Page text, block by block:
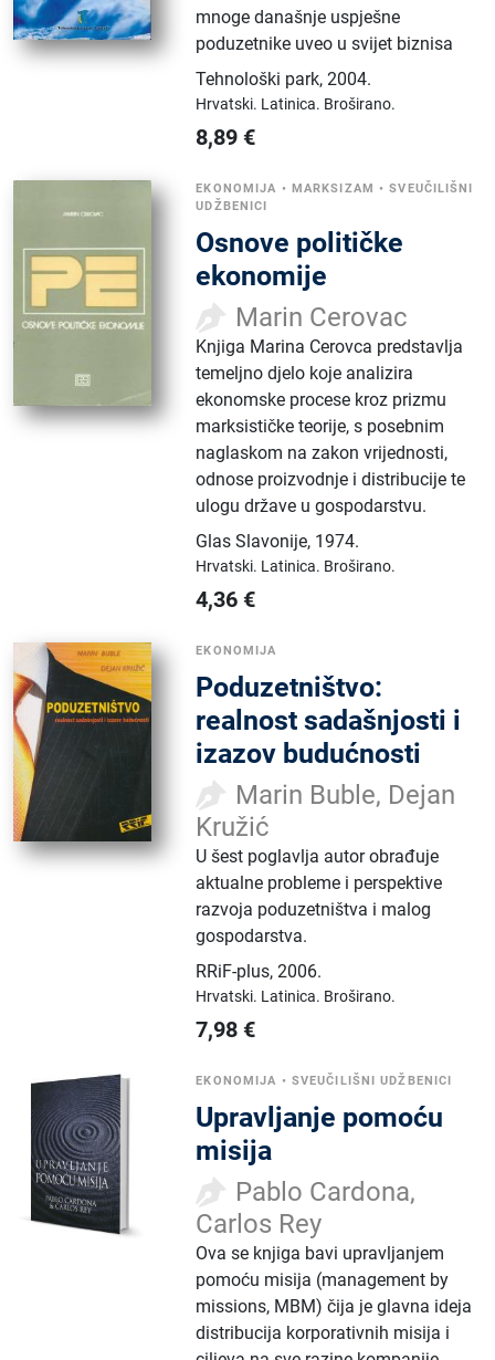
mnoge današnje uspješne
poduzetnike uveo u svijet biznisa
Tehnološki park,2004.
Hrvatski. Latinica. Broširano.
8,89 €
EKONOMIJA • MARKSIZAM •SVEUČILIŠNI
UDŽBENICI
Osnove političke
ekonomije
Marin Cerovac
​Knjiga Marina Cerovca predstavlja
temeljno djelo koje analizira
ekonomske procese kroz prizmu
marksističke teorije, s posebnim
naglaskom na zakon vrijednosti,
odnose proizvodnje i distribucije te
ulogu države u gospodarstvu.
Glas Slavonije, 1974.
Hrvatski. Latinica. Broširano.
4,36 €
EKONOMIJA
Poduzetništvo:
realnost sadašnjosti i
izazov budućnosti
Marin Buble, Dejan
Kružić
U šest poglavlja autor obrađuje
aktualne probleme i perspektive
razvoja poduzetništva i malog
gospodarstva.
RRiF-plus,2006.
Hrvatski. Latinica. Broširano.
7,98 €
EKONOMIJA • SVEUČILIŠNI UDŽBENICI
Upravljanje pomoću
misija
Pablo Cardona,
Carlos Rey
Ova se knjiga bavi upravljanjem
pomoću misija (management by
missions, MBM) čija je glavna ideja
distribucija korporativnih misija i